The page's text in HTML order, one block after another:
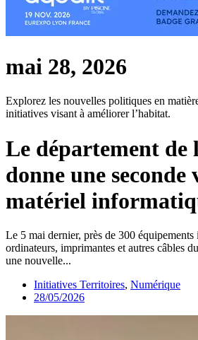
mai 28, 2026
Explorez les nouvelles politiques en
initiatives visant à améliorer l’habitat.
Le département de
donne une seconde
matériel
Le 5 mai dernier, près de 300 équipements
ordinateurs, imprimantes et autres câbles
une nouvelle...
Initiatives Territoires, Numérique
28/05/2026